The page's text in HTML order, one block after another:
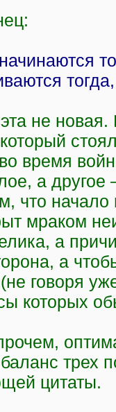
тогда,
не
время
а другое
что
мраком
а
а
говоря
которых
трех
цитаты.